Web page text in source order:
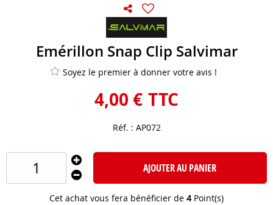
Emérillon Snap Clip Salvimar
Soyez le premier à donner votre avis !
4,00 € TTC
Réf. : AP072
AJOUTER AU PANIER
Cet achat vous fera bénéficier de 4Point(s)